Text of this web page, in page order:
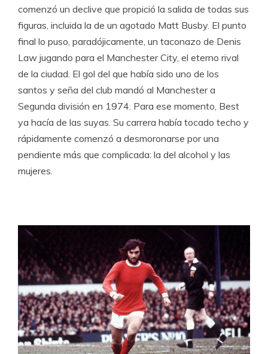
comenzó un declive que propició la salida de todas sus
figuras, incluida la de un agotado Matt Busby. El punto
final lo puso, paradójicamente, un taconazo de Denis
Law jugando para el Manchester City, el eterno rival
de la ciudad. El gol del que había sido uno de los
santos y seña del club mandó al Manchester a
Segunda división en 1974. Para ese momento, Best
ya hacía de las suyas. Su carrera había tocado techo y
rápidamente comenzó a desmoronarse por una
pendiente más que complicada: la del alcohol y las
mujeres.